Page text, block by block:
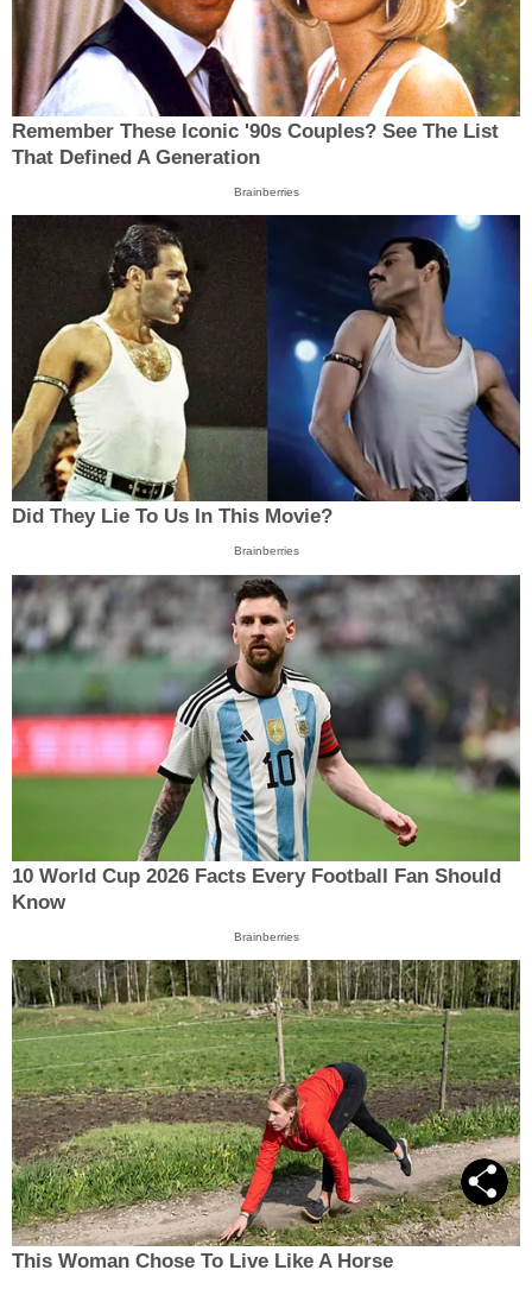
Remember These Iconic '90s Couples? See The List
That Defined A Generation
Brainberries
Did They Lie To Us In This Movie?
Brainberries
10 World Cup 2026 Facts Every Football Fan Should
Know
Brainberries
This Woman Chose To Live Like A Horse